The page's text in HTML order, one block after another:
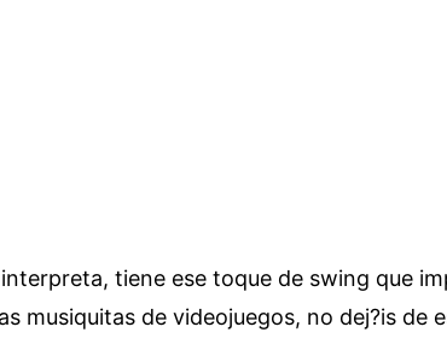
tiene ese toque de swing que
musiquitas de videojuegos, no dej?is de